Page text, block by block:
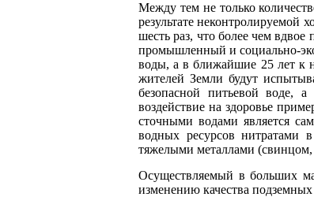
Между тем не только
результате неконтролируемой
шесть раз, что более чем
промышленный и социально-
воды, а в ближайшие 25 лет к
жителей Земли будут
безопасной питьевой воде,
воздействие на здоровье
сточными водами является
водных ресурсов нитратами
тяжелыми металлами
Осуществляемый в больших
изменению качества